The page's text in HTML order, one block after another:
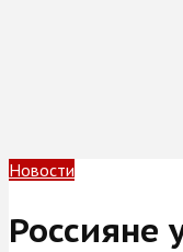
Новости
Россияне